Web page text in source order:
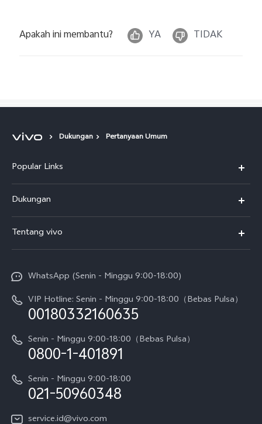
Apakah ini membantu? YA TIDAK
Dukungan Pertanyaan Umum
Popular Links
T5
T5 Pro
V70
V70 FE
Y05
X300 Pro
Gerai Terdekat
Dukungan
Service Center
Funtouch OS
Pembaruan Sistem
Harga Spare Part
Otentikasi IMEI
Kebijakan Garansi vivo
Layanan Perbaikan Antar Jemput
Tentang vivo
Sejarah
Berita
Pemberitahuan Hukum
Tentang Kami
WhatsApp (Senin - Minggu 9:00-18:00)
VIP Hotline: Senin - Minggu 9:00-18:00（Bebas Pulsa）
00180332160635
Senin - Minggu 9:00-18:00（Bebas Pulsa）
0800-1-401891
Senin - Minggu 9:00-18:00
021-50960348
service.id@vivo.com